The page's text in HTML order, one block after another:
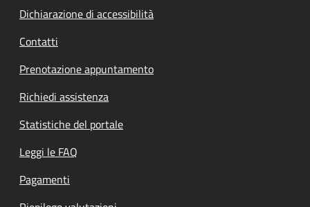
Dichiarazione di accessibilità
Contatti
Prenotazione appuntamento
Richiedi assistenza
Statistiche del portale
Leggi le FAQ
Pagamenti